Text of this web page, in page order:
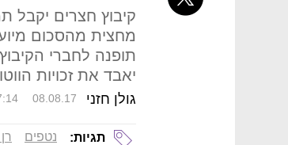
מחצית מהסכום
תופנה לחברי
יאבד את זכויות
גולן חזני 08.08.17
תגיות: נטפים